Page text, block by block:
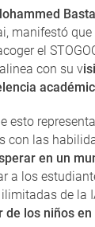
manifestó
el
con su v
esto
con las
en un
a los
de la
de los niños